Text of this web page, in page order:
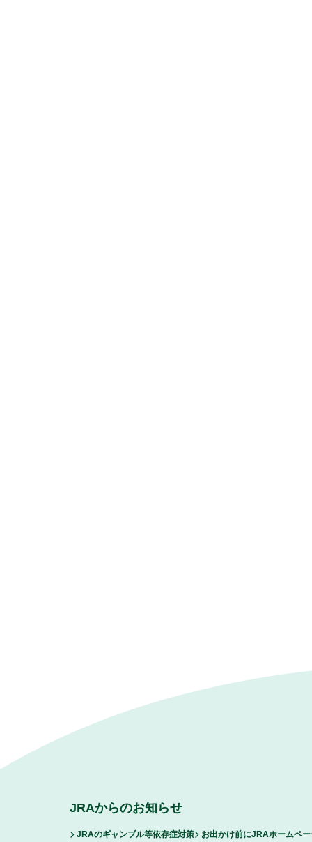
JRAからのお知らせ
JRAのギャンブル等依存症対策
お出かけ前にJRAホームペ